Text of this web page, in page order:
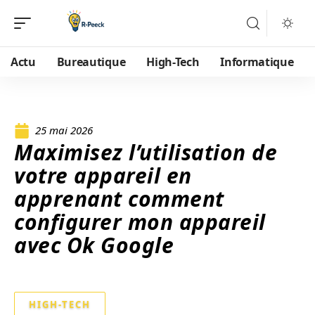
Actu Bureautique High-Tech Informatique
25 mai 2026
Maximisez l’utilisation de
votre appareil en
apprenant comment
configurer mon appareil
avec Ok Google
HIGH-TECH